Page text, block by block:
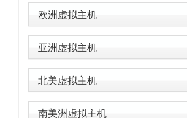
欧洲虚拟主机
亚洲虚拟主机
北美虚拟主机
南美洲虚拟主机